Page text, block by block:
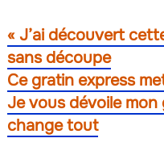
« J’ai découvert
sans découpe
Ce gratin express
Je vous dévoile mon
change tout